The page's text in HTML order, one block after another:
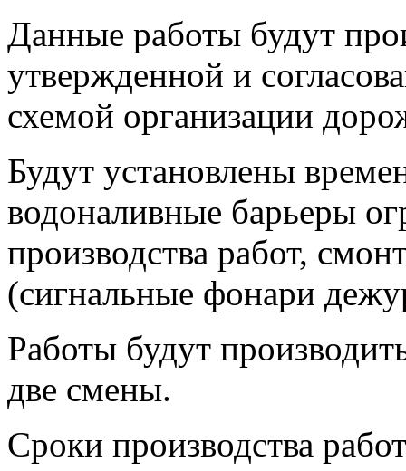
Данные работы будут
утвержденной и
схемой организации
Будут установлены
водоналивные барьеры
производства работ,
(сигнальные фонари
Работы будут
две смены.
Сроки производства